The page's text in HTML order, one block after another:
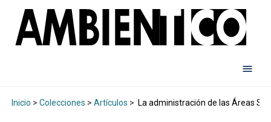
Inicio > Colecciones > Artículos > La administración de las Áreas